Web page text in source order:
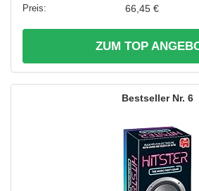
66,45 €
ZUM TOP
6